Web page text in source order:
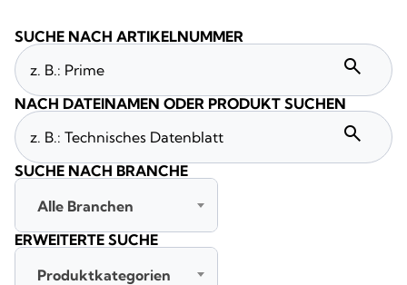
SUCHE NACH ARTIKELNUMMER
search
NACH DATEINAMEN ODER PRODUKT SUCHEN
search
SUCHE NACH BRANCHE
Alle Branchen
ERWEITERTE SUCHE
Produktkategorien